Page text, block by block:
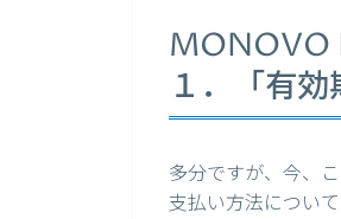
MONOVO
１．「有効
多分ですが、今、
支払い方法につい